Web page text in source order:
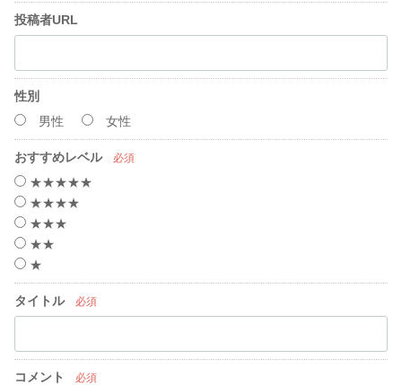
投稿者URL
性別
男性
女性
おすすめレベル 必須
★★★★★
★★★★
★★★
★★
★
タイトル 必須
コメント 必須